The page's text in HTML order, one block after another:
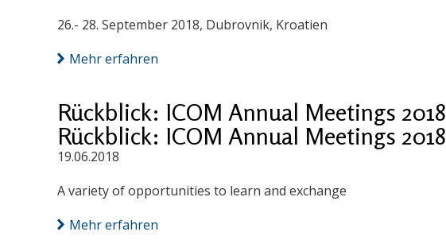
26.- 28. September 2018, Dubrovnik, Kroatien
Mehr erfahren
Rückblick: ICOM Annual Meetings 2018
Rückblick: ICOM Annual Meetings 2018
19.06.2018
A variety of opportunities to learn and exchange
Mehr erfahren